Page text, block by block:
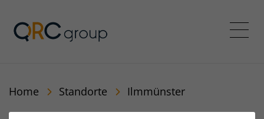
QRC Personalberatung
Home Standorte Ilmmünster